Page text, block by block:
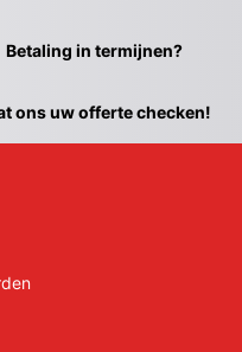
Betaling in termijnen?
ons uw offerte checken!